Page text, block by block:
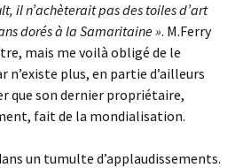
il n’achèterait pas des toiles d’art
dorés à la Samaritaine ». M.Ferry
mais me voilà obligé de le
n’existe plus, en partie d’ailleurs
que son dernier propriétaire,
fait de la mondialisation.
un tumulte d’applaudissements.